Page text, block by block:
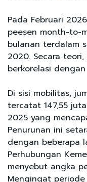
Pada Februari
peesen month-to-
bulanan terdalam
2020. Secara
berkorelasi
Di sisi mobilitas,
tercatat 147,55
2025 yang
Penurunan ini
dengan beberapa
Perhubungan
menyebut angka
Mengingat